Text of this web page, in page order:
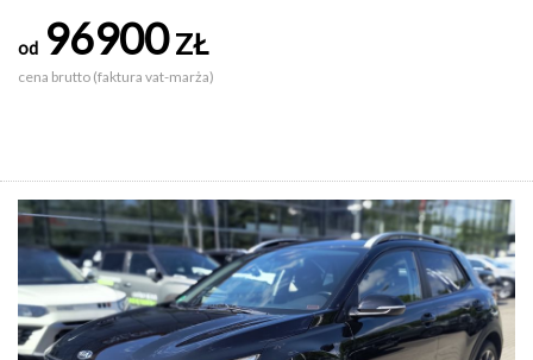
od 96900ZŁ
cena brutto (faktura vat-marża)